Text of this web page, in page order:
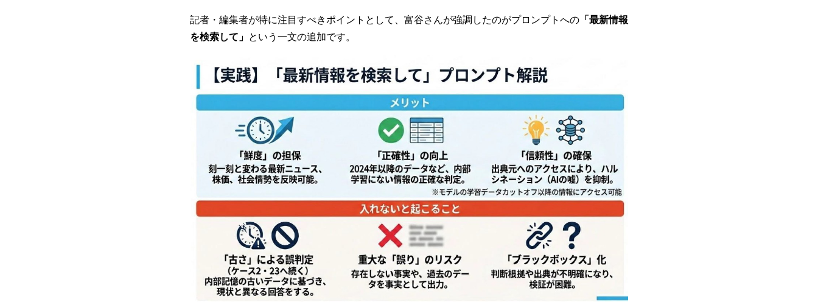
記者・編集者が特に注目すべきポイントとして、富谷さんが強調したのがプロンプトへの 「最新情報
を検索して」 という一文の追加です。